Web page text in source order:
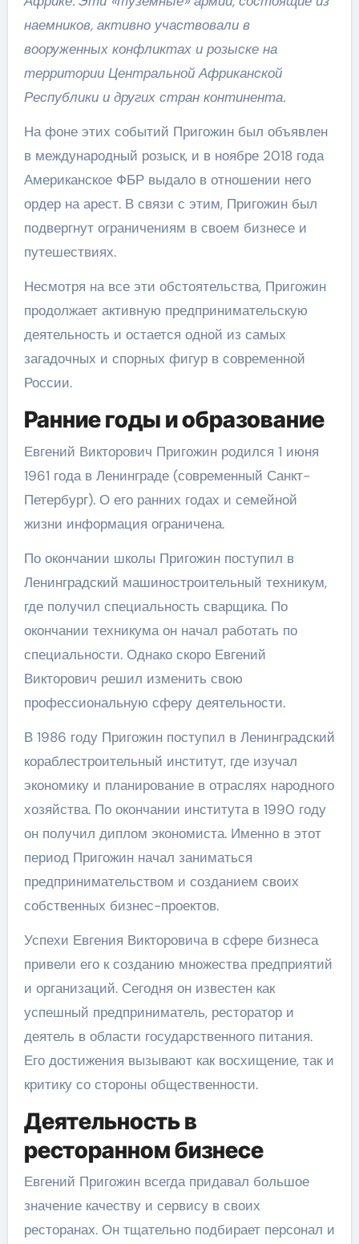
наемников, активно участвовали в
вооруженных конфликтах и розыске на
территории Центральной Африканской
Республики и других стран континента.
На фоне этих событий Пригожин был объявлен
в международный розыск, и в ноябре 2018 года
Американское ФБР выдало в отношении него
ордер на арест. В связи с этим, Пригожин был
подвергнут ограничениям в своем бизнесе и
путешествиях.
Несмотря на все эти обстоятельства, Пригожин
продолжает активную предпринимательскую
деятельность и остается одной из самых
загадочных и спорных фигур в современной
России.
Ранние годы и образование
Евгений Викторович Пригожин родился 1 июня
1961 года в Ленинграде (современный Санкт-
Петербург). О его ранних годах и семейной
жизни информация ограничена.
По окончании школы Пригожин поступил в
Ленинградский машиностроительный техникум,
где получил специальность сварщика. По
окончании техникума он начал работать по
специальности. Однако скоро Евгений
Викторович решил изменить свою
профессиональную сферу деятельности.
В 1986 году Пригожин поступил в Ленинградский
кораблестроительный институт, где изучал
экономику и планирование в отраслях народного
хозяйства. По окончании института в 1990 году
он получил диплом экономиста. Именно в этот
период Пригожин начал заниматься
предпринимательством и созданием своих
собственных бизнес-проектов.
Успехи Евгения Викторовича в сфере бизнеса
привели его к созданию множества предприятий
и организаций. Сегодня он известен как
успешный предприниматель, ресторатор и
деятель в области государственного питания.
Его достижения вызывают как восхищение, так и
критику со стороны общественности.
Деятельность в
ресторанном бизнесе
Евгений Пригожин всегда придавал большое
значение качеству и сервису в своих
ресторанах. Он тщательно подбирает персонал и